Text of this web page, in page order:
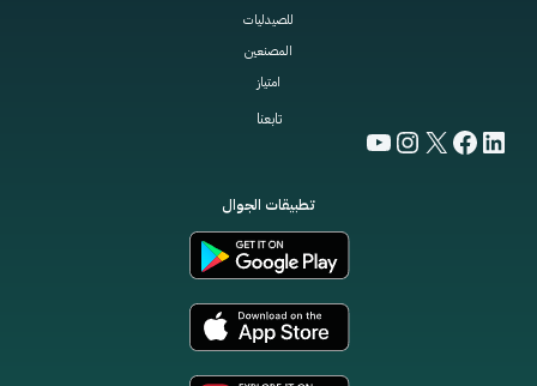
للصيدليات
المصنعين
امتياز
تابعنا
LinkedIn
Facebook
X
Instagram
YouTube
تطبيقات الجوال